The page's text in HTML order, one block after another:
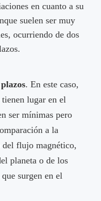
en cuanto a su
suelen ser muy
ocurriendo de dos
. En este caso,
lugar en el
ser mínimas pero
a la
flujo magnético,
planeta o de los
surgen en el